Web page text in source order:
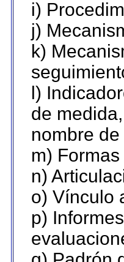
i)
j)
k)
l)
de
nombre
m)
n)
o) Vínculo
p)